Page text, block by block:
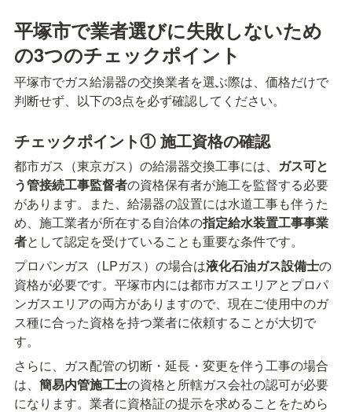
平塚市で業者選びに失敗しないため
の3つのチェックポイント
平塚市でガス給湯器の交換業者を選ぶ際は、価格だけで
判断せず、以下の3点を必ず確認してください。
チェックポイント① 施工資格の確認
都市ガス（東京ガス）の給湯器交換工事には、 ガス可と
う管接続工事監督者の資格保有者が施工を監督する必要
があります。また、給湯器の設置には水道工事も伴うた
め、施工業者が所在する自治体の指定給水装置工事事業
者として認定を受けていることも重要な条件です。
プロパンガス（LPガス）の場合は液化石油ガス設備士の
資格が必要です。平塚市内には都市ガスエリアとプロパ
ンガスエリアの両方がありますので、現在ご使用中のガ
ス種に合った資格を持つ業者に依頼することが大切で
す。
さらに、ガス配管の切断・延長・変更を伴う工事の場合
は、 簡易内管施工士の資格と所轄ガス会社の認可が必要
になります。業者に資格証の提示を求めることをためら